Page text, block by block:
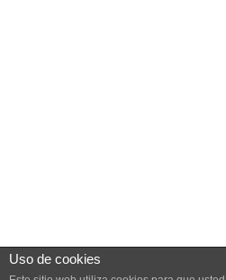
Uso de cookies